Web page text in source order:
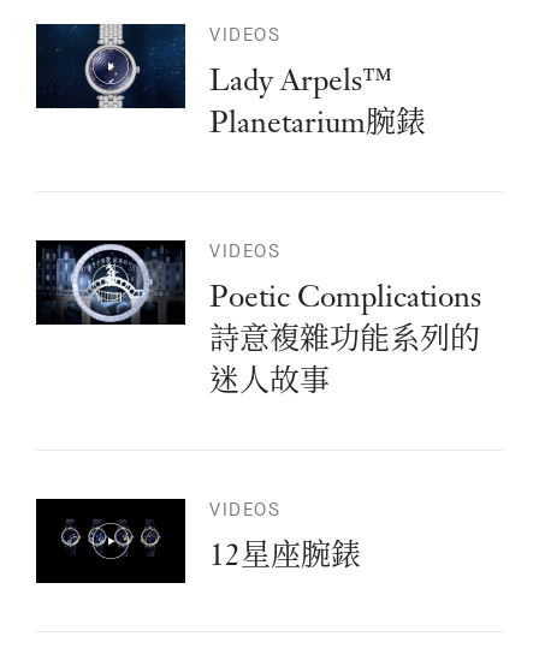
VIDEOS
Lady Arpels™
Planetarium腕錶
VIDEOS
Poetic Complications
詩意複雜功能系列的
迷人故事
VIDEOS
12星座腕錶